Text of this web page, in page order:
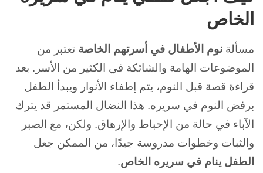
الخاص
مسألة نوم الأطفال في أسرتهم الخاصة تعتبر من
الموضوعات الهامة والشائكة في الكثير من الأسر. بعد
قراءة قصة قبل النوم، يتم إطفاء الأنوار ويبدأ
الطفل
برفض
النوم في سريره. هذا النضال المستمر قد يترك
الآباء في حالة من الإحباط والإرهاق. ولكن، مع الصبر
والثبات وخطوات مدروسة جيدًا، من الممكن جعل
الطفل ينام في سريره الخاص.